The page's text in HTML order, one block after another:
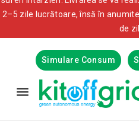
2–5 zile lucrătoare, însă în
de
Simulare Consum
